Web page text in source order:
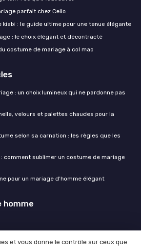
parfait chez Celio
: le guide ultime pour une tenue élégante
: le choix élégant et décontracté
costume de mariage à col mao
: un choix lumineux qui ne pardonne pas
velours et palettes chaudes pour la
selon sa carnation : les règles que les
comment sublimer un costume de mariage
pour un mariage d’homme élégant
homme
et vous donne le contrôle sur ceux que